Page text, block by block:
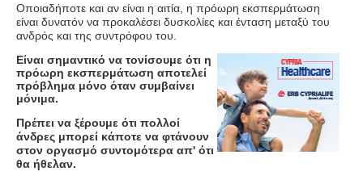
Οποιαδήποτε και αν είναι η αιτία, η πρόωρη εκσπερμάτωση
είναι δυνατόν να προκαλέσει δυσκολίες και ένταση μεταξύ του
ανδρός και της συντρόφου του.
Είναι σημαντικό να τονίσουμε ότι η
πρόωρη εκσπερμάτωση αποτελεί
πρόβλημα μόνο όταν συμβαίνει
μόνιμα.
Πρέπει να ξέρουμε ότι πολλοί
άνδρες μπορεί κάποτε να φτάνουν
στον οργασμό συντομότερα απ' ότι
θα ήθελαν.